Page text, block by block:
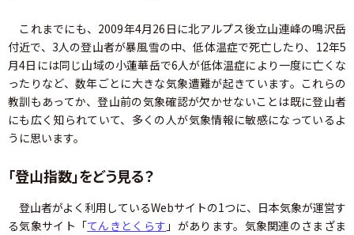
これまでにも、2009年4月26日に北アルプス後立山連峰の鳴沢岳
付近で、3人の登山者が暴風雪の中、低体温症で死亡したり、12年5
月4日には同じ山域の小蓮華岳で6人が低体温症により一度に亡くな
ったりなど、数年ごとに大きな気象遭難が起きています。これらの
教訓もあってか、登山前の気象確認が欠かせないことは既に登山者
にも広く知られていて、多くの人が気象情報に敏感になっているよ
うに思います。
「登山指数」をどう見る？
登山者がよく利用しているWebサイトの1つに、日本気象が運営す
る気象サイト「てんきとくらす 」があります。気象関連のさまざま